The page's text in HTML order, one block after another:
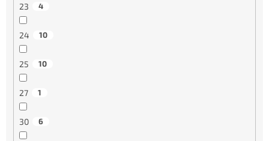
23 4
24 10
25 10
27 1
30 6